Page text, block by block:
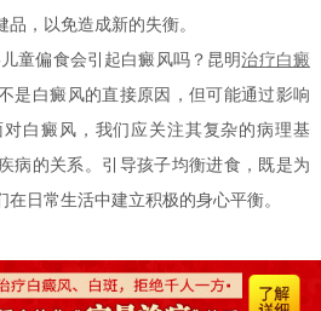
，以免造成新的失衡。
偏食会引起白癜风吗？昆明治疗白癜
是白癜风的直接原因，但可能通过影响
白癜风，我们应关注其复杂的病理基
病的关系。引导孩子均衡进食，既是为
日常生活中建立积极的身心平衡。